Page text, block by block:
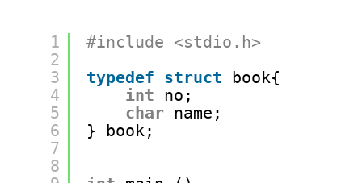
1
2
3
4
5
6
7
8
#include <stdio.h>
typedef struct book{
int no;
char name;
} book;